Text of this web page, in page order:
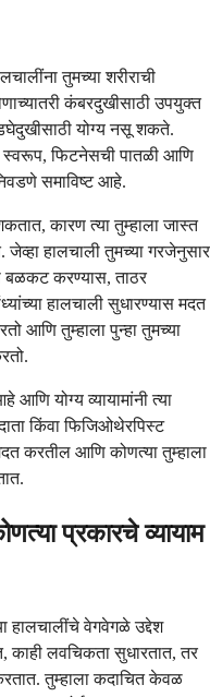
तुमच्या शरीराची
कंबरदुखीसाठी उपयुक्त
योग्य नसू शकते.
स्वरूप, फिटनेसची पातळी आणि
समाविष्ट आहे.
कारण त्या तुम्हाला जास्त
जेव्हा हालचाली तुमच्या गरजेनुसार
बळकट करण्यास, ताठर
हालचाली सुधारण्यास मदत
आणि तुम्हाला पुन्हा तुमच्या
आणि योग्य व्यायामांनी त्या
किंवा फिजिओथेरपिस्ट
करतील आणि कोणत्या तुम्हाला
प्रकारचे व्यायाम
हालचालींचे वेगवेगळे उद्देश
काही लवचिकता सुधारतात, तर
तुम्हाला कदाचित केवळ